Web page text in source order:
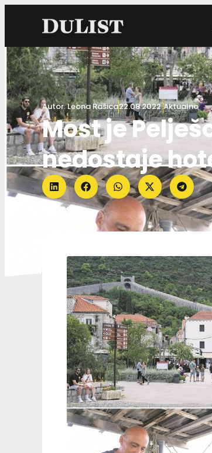
Autor:Leona Rašica22.08.2022.Aktualno
Most je
nedostaje